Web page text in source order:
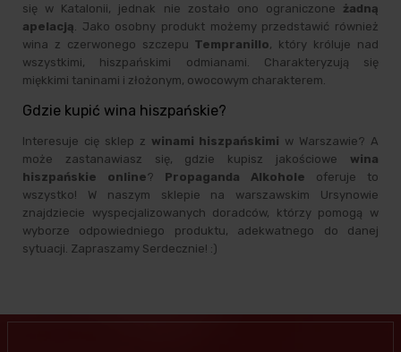
się w Katalonii, jednak nie zostało ono ograniczone żadną
apelacją . Jako osobny produkt możemy przedstawić również
wina z czerwonego szczepu Tempranillo, który króluje nad
wszystkimi, hiszpańskimi odmianami. Charakteryzują się
miękkimi taninami i złożonym, owocowym charakterem.
Gdzie kupić wina hiszpańskie?
Interesuje cię sklep z winami hiszpańskimi w Warszawie? A
może zastanawiasz się, gdzie kupisz jakościowe wina
hiszpańskie online? Propaganda Alkohole oferuje to
wszystko! W naszym sklepie na warszawskim Ursynowie
znajdziecie wyspecjalizowanych doradców, którzy pomogą w
wyborze odpowiedniego produktu, adekwatnego do danej
sytuacji. Zapraszamy Serdecznie! :)